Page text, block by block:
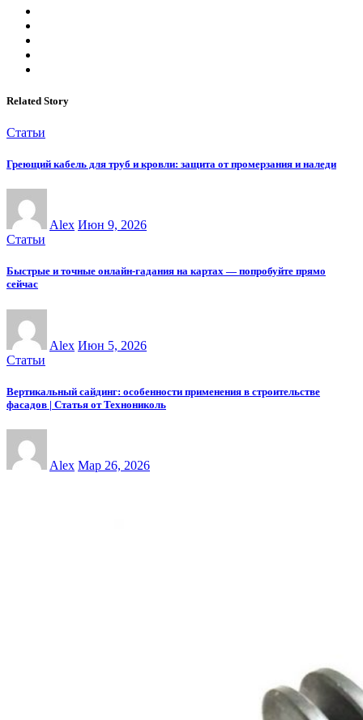
Related Story
Статьи
Греющий кабель для труб и кровли: защита от промерзания и наледи
Alex Июн 9, 2026
Статьи
Быстрые и точные онлайн-гадания на картах — попробуйте прямо
сейчас
Alex Июн 5, 2026
Статьи
Вертикальный сайдинг: особенности применения в строительстве
фасадов | Статья от Технониколь
Alex Мар 26, 2026